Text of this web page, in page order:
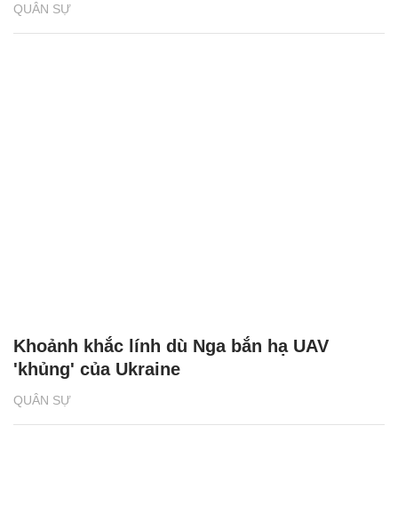
QUÂN SỰ
QUÂN SỰ
Khoảnh khắc lính dù Nga bắn hạ UAV
'khủng' của Ukraine